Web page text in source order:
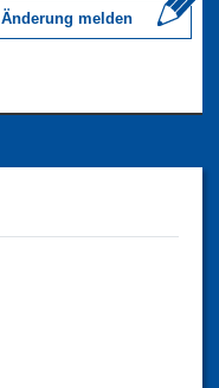
Änderung melden